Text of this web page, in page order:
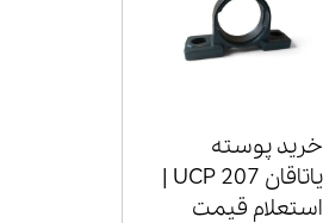
خرید پوسته
یاتاقان UCP 207 |
استعلام قیمت